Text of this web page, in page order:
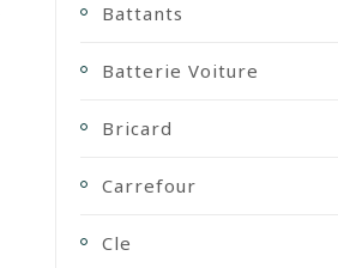
Battants
Batterie Voiture
Bricard
Carrefour
Cle